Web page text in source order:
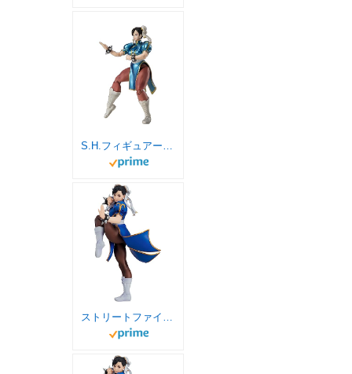
S.H.フィギュアーツ ストリートファイター 春麗 -Outfit 2- 約150mm PVC&ABS製 塗装済み可動フィギュア
ストリートファイターシリーズ 春麗 ノンスケール プラスチック製 塗装済み完成品フィギュア M04340 18cm